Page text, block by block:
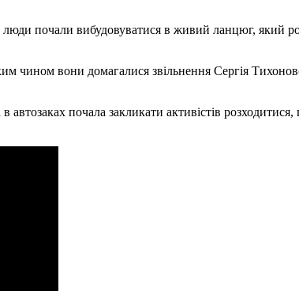
почали вибудовуватися в живий ланцюг, який
чином вони домагалися звільнення Сергія
в автозаках почала закликати активістів